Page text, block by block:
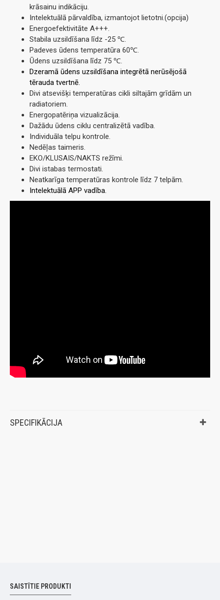
krāsainu indikāciju.
Intelektuālā pārvaldība, izmantojot lietotni.(opcija)
Energoefektivitāte A+++.
Stabila uzsildīšana līdz -25 ℃.
Padeves ūdens temperatūra 60℃.
Ūdens uzsildīšana līdz 75 ℃.
Dzeramā ūdens uzsildīšana integrētā nerūsējošā
tērauda tvertnē.
Divi atsevišķi temperatūras cikli siltajām grīdām un
radiatoriem.
Energopatēriņa vizualizācija.
Dažādu ūdens ciklu centralizētā vadība.
Individuāla telpu kontrole.
Nedēļas taimeris.
EKO/KLUSAIS/NAKTS režīmi.
Divi istabas termostati.
Neatkarīga temperatūras kontrole līdz 7 telpām.
Intelektuālā APP vadība.
SPECIFIKĀCIJA
SAISTĪTIE PRODUKTI